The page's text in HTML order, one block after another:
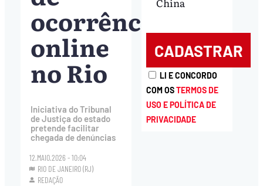
ocorrência
online
no Rio
Iniciativa do Tribunal
de Justiça do estado
pretende facilitar
chegada de denúncias
12.MAIO.2026 - 10:04
RIO DE JANEIRO (RJ)
REDAÇÃO
LI E CONCORDO
COM OSTERMOS DE
USO E POLÍTICA DE
PRIVACIDADE